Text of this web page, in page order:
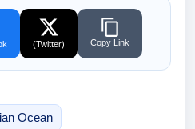
(Twitter) Copy Link
Ocean